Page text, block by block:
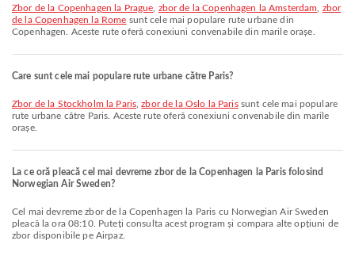
zbor de la Copenhagen la Prague zbor de la Copenhagen la Amsterdam
zbor
de la Copenhagen la Rome sunt cele mai populare rute urbane din
Copenhagen. Aceste rute oferă conexiuni convenabile din marile orașe.
Care sunt cele mai populare rute urbane către Paris?
zbor de la Stockholm la Paris ,zbor de la Oslo la Parissunt cele mai populare
rute urbane către Paris. Aceste rute oferă conexiuni convenabile din marile
orașe.
La ce oră pleacă cel mai devreme zbor de la Copenhagen la Paris folosind
Norwegian Air Sweden?
Cel mai devreme zbor de la Copenhagen la Paris cu Norwegian Air Sweden
pleacă la ora 08:10. Puteți consulta acest program și compara alte opțiuni de
zbor disponibile pe Airpaz.